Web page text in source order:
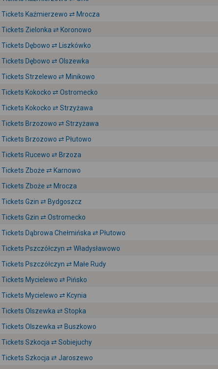
Tickets Kaźmierzewo ⇄ Mrocza
Tickets Zielonka ⇄ Koronowo
Tickets Dębowo ⇄ Liszkówko
Tickets Dębowo ⇄ Olszewka
Tickets Strzelewo ⇄ Minikowo
Tickets Kokocko ⇄ Ostromecko
Tickets Kokocko ⇄ Strzyżawa
Tickets Brzozowo ⇄ Strzyżawa
Tickets Brzozowo ⇄ Płutowo
Tickets Rucewo ⇄ Brzoza
Tickets Zboże ⇄ Karnowo
Tickets Zboże ⇄ Mrocza
Tickets Gzin ⇄ Bydgoszcz
Tickets Gzin ⇄ Ostromecko
Tickets Dąbrowa Chełmińska ⇄ Płutowo
Tickets Pszczółczyn ⇄ Władysławowo
Tickets Pszczółczyn ⇄ Małe Rudy
Tickets Mycielewo ⇄ Pińsko
Tickets Mycielewo ⇄ Kcynia
Tickets Olszewka ⇄ Stopka
Tickets Olszewka ⇄ Buszkowo
Tickets Szkocja ⇄ Sobiejuchy
Tickets Szkocja ⇄ Jaroszewo